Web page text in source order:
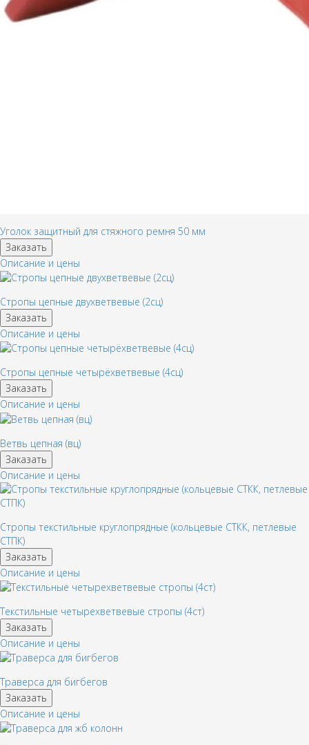
Уголок защитный для стяжного ремня 50 мм
Заказать
Описание и цены
Стропы цепные двухветвевые (2сц)
Заказать
Описание и цены
Стропы цепные четырёхветвевые (4сц)
Заказать
Описание и цены
Ветвь цепная (вц)
Заказать
Описание и цены
Стропы текстильные круглопрядные (кольцевые СТКК, петлевые
СТПК)
Заказать
Описание и цены
Текстильные четырехветвевые стропы (4ст)
Заказать
Описание и цены
Траверса для бигбегов
Заказать
Описание и цены